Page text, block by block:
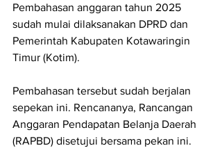
Pembahasan anggaran tahun 2025
sudah mulai dilaksanakan DPRD dan
Pemerintah Kabupaten Kotawaringin
Timur (Kotim).
Pembahasan tersebut sudah berjalan
sepekan ini. Rencananya, Rancangan
Anggaran Pendapatan Belanja Daerah
(RAPBD) disetujui bersama pekan ini.